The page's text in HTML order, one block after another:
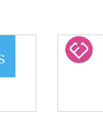
propre
de nos